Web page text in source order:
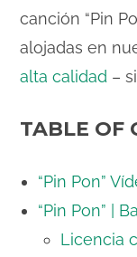
canción “Pin
alojadas en
alta calidad –
TABLE OF
“Pin Pon”
“Pin Pon” |
Licencia